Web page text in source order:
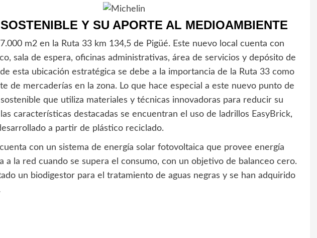
Y SU APORTE AL MEDIOAMBIENTE
m2 en la Ruta 33 km 134,5 de Pigüé. Este nuevo local cuenta con
sala de espera, oficinas administrativas, área de servicios y depósito de
esta ubicación estratégica se debe a la importancia de la Ruta 33 como
de mercaderías en la zona. Lo que hace especial a este nuevo punto de
que utiliza materiales y técnicas innovadoras para reducir su
características destacadas se encuentran el uso de ladrillos EasyBrick,
a partir de plástico reciclado.
con un sistema de energía solar fotovoltaica que provee energía
a la red cuando se supera el consumo, con un objetivo de balanceo cero.
un biodigestor para el tratamiento de aguas negras y se han adquirido